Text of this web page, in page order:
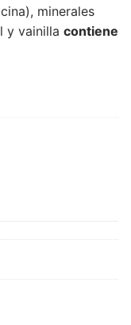
minerales
y vainilla contiene